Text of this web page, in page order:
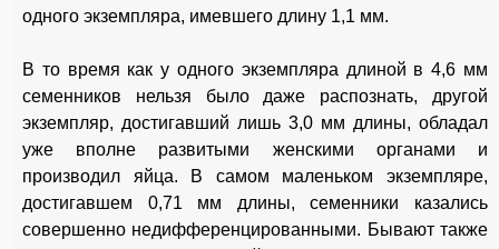
одного экземпляра, имевшего длину 1,1 мм.
В то время как у одного экземпляра длиной в 4,6 мм
семенников нельзя было даже распознать, другой
экземпляр, достигавший лишь 3,0 мм длины, обладал
уже вполне развитыми женскими органами и
производил яйца. В самом маленьком экземпляре,
достигавшем 0,71 мм длины, семенники казались
совершенно недифференцированными. Бывают также